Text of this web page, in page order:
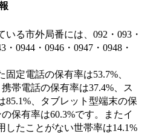
る市外局番には、092・093・
・0944・0946・0947・0948・
定電話の保有率は53.7%、
帯電話の保有率は37.4%、ス
85.1%、タブレット型端末の保
保有率は60.3%です。またイ
したことがない世帯率は14.1%